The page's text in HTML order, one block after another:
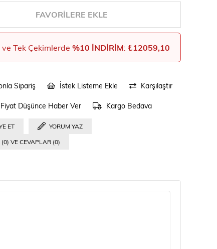
FAVORILERE EKLE
Tek Çekimlerde %10 İNDIRIM: ₺12059,10
Sipariş İstek Listeme Ekle Karşılaştır
Fiyat Düşünce Haber Ver Kargo Bedava
ET
YORUM YAZ
VE CEVAPLAR (0)